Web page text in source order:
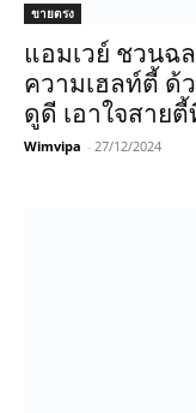
ขายตรง
แอมเวย์ ชวนฉ
ความเฮลท์ตี้ ด้
ดูดี เอาใจสาย
Wimvipa - 27/12/2024